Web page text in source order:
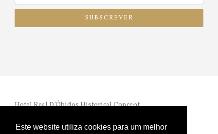
Este website utiliza cookies para um melhor
SUBSCREVER
Hotel Real D’Óbidos Historical Concept
RNET nº 972 |Livro de Reclamações Online